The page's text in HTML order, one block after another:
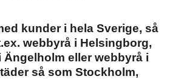
kunder i hela Sverige, så
webbyrå i Helsingborg,
Ängelholm eller webbyrå i
så som Stockholm,